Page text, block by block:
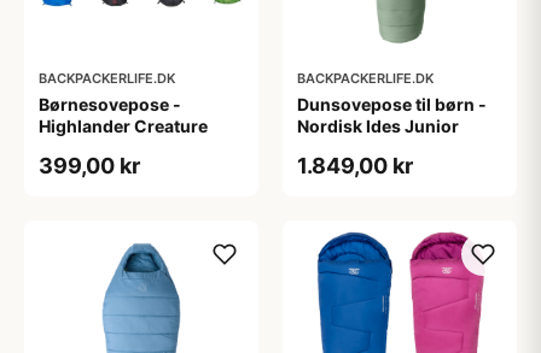
BACKPACKERLIFE.DK
Børnesovepose -
Highlander Creature
399,00 kr
BACKPACKERLIFE.DK
Dunsovepose til børn -
Nordisk Ides Junior
1.849,00 kr